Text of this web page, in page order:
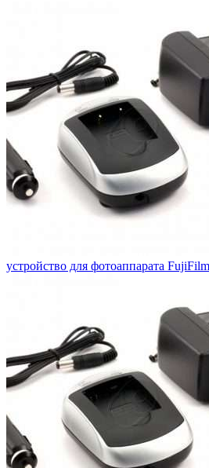
устройство для фотоаппарата